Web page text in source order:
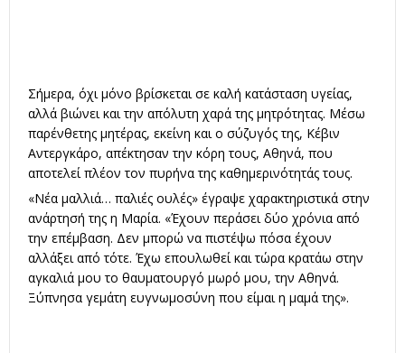
Σήμερα, όχι μόνο βρίσκεται σε καλή κατάσταση υγείας,
αλλά βιώνει και την απόλυτη χαρά της μητρότητας. Μέσω
παρένθετης μητέρας, εκείνη και ο σύζυγός της, Κέβιν
Αντεργκάρο, απέκτησαν την κόρη τους, Αθηνά, που
αποτελεί πλέον τον πυρήνα της καθημερινότητάς τους.
«Νέα μαλλιά… παλιές ουλές» έγραψε χαρακτηριστικά στην
ανάρτησή της η Μαρία. «Έχουν περάσει δύο χρόνια από
την επέμβαση. Δεν μπορώ να πιστέψω πόσα έχουν
αλλάξει από τότε. Έχω επουλωθεί και τώρα κρατάω στην
αγκαλιά μου το θαυματουργό μωρό μου, την Αθηνά.
Ξύπνησα γεμάτη ευγνωμοσύνη που είμαι η μαμά της».